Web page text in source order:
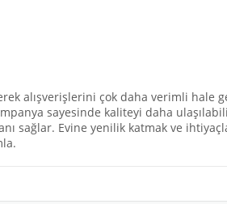
alışverişlerini çok daha verimli hale
sayesinde kaliteyi daha
sağlar. Evine yenilik katmak ve